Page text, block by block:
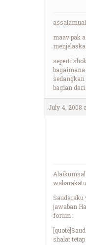
maav pak
seperti
bagaimana
sedangkan
bagian
July 4, 2008
jawaban
forum :
shalat